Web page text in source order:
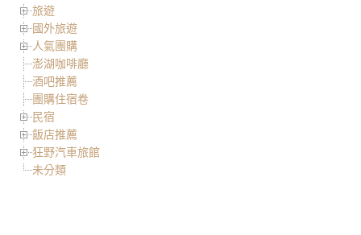
旅遊
國外旅遊
人氣團購
澎湖咖啡廳
酒吧推薦
團購住宿卷
民宿
飯店推薦
狂野汽車旅館
未分類